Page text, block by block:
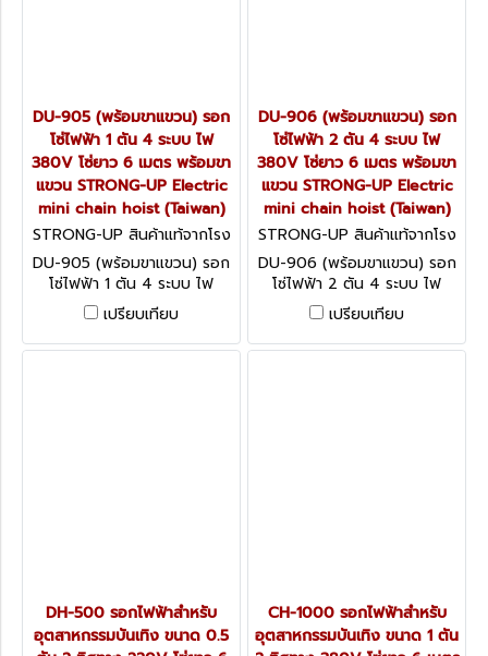
DU-905 (พร้อมขาแขวน) รอก
โซ่ไฟฟ้า 1 ตัน 4 ระบบ ไฟ
380V โซ่ยาว 6 เมตร พร้อมขา
แขวน STRONG-UP Electric
mini chain hoist (Taiwan)
STRONG-UP สินค้าแท้จากโรง
งานผู้ผลิต DU-905 (พร้อมขาแ
ขวน)
DU-905 (พร้อมขาแขวน) รอก
โซ่ไฟฟ้า 1 ตัน 4 ระบบ ไฟ
380V โซ่ยาว 6 เมตร พร้อมขา
แขวน STRONG-UP Electric
mini chain hoist (Taiwan)
เปรียบเทียบ
DU-906 (พร้อมขาแขวน) รอก
โซ่ไฟฟ้า 2 ตัน 4 ระบบ ไฟ
380V โซ่ยาว 6 เมตร พร้อมขา
แขวน STRONG-UP Electric
mini chain hoist (Taiwan)
STRONG-UP สินค้าแท้จากโรง
งานผู้ผลิต DU-906 (พร้อมขาแ
ขวน)
DU-906 (พร้อมขาแขวน) รอก
โซ่ไฟฟ้า 2 ตัน 4 ระบบ ไฟ
380V โซ่ยาว 6 เมตร พร้อมขา
แขวน STRONG-UP Electric
mini chain hoist (Taiwan)
เปรียบเทียบ
DH-500 รอกไฟฟ้าสำหรับ
อุตสาหกรรมบันเทิง ขนาด 0.5
CH-1000 รอกไฟฟ้าสำหรับ
อุตสาหกรรมบันเทิง ขนาด 1 ตัน